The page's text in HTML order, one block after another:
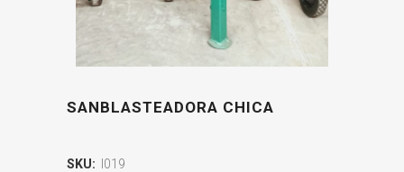
SANBLASTEADORA CHICA
SKU:
I019